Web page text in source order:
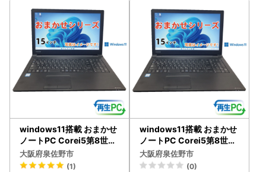
windows11搭載 おまかせ
ノートPC Corei5第8世代
CPU メモリ8GB SSD120
GB 15型
大阪府泉佐野市
(1)
windows11搭載 おまかせ
ノートPC Corei5第8世代
CPU メモリ8GB SSD480
GB 15型
大阪府泉佐野市
(0)